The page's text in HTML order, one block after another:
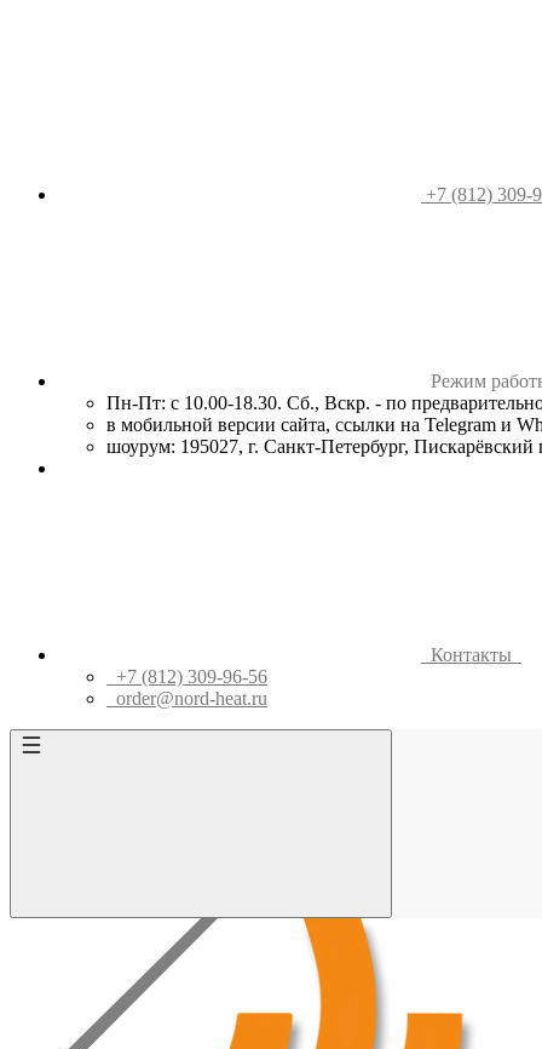
+7 (812) 309-
Режим
Пн-Пт: с 10.00-18.30. Сб., Вскр. - по
в мобильной версии сайта, ссылки на Telegram и
шоурум: 195027, г. Санкт-Петербург, Пискарёвский
Контакты
+7 (812) 309-96-56
order@nord-heat.ru